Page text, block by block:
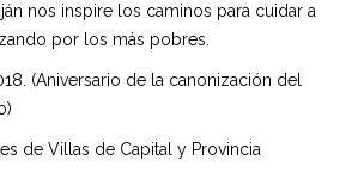
nos inspire los caminos para cuidar a
por los más pobres.
(Aniversario de la canonización del
de Villas de Capital y Provincia